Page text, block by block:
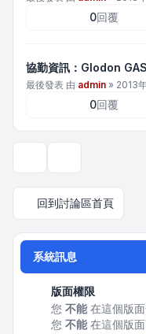
0回覆
協勤資訊：Glodon
最後發表 由 admin » 2013
0回覆
回到討論區首頁
系統訊息
版面權限
您 不能在這個版面
您 不能在這個版面